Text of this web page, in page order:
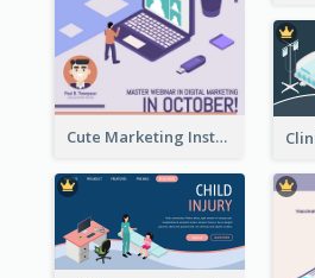
Cute Marketing Instagram Post With Isometric Diagram